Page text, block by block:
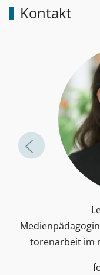
Kontakt
toren­arbeit im